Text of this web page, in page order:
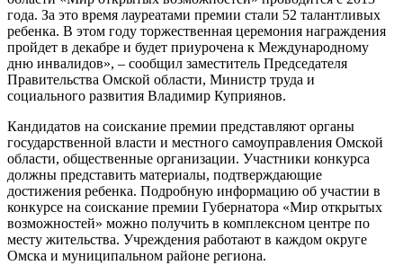
года. За это время лауреатами премии стали 52 талантливых
ребенка. В этом году торжественная церемония награждения
пройдет в декабре и будет приурочена к Международному
дню инвалидов», – сообщил заместитель Председателя
Правительства Омской области, Министр труда и
социального развития Владимир Куприянов.
Кандидатов на соискание премии представляют органы
государственной власти и местного самоуправления Омской
области, общественные организации. Участники конкурса
должны представить материалы, подтверждающие
достижения ребенка. Подробную информацию об участии в
конкурсе на соискание премии Губернатора «Мир открытых
возможностей» можно получить в комплексном центре по
месту жительства. Учреждения работают в каждом округе
Омска и муниципальном районе региона.